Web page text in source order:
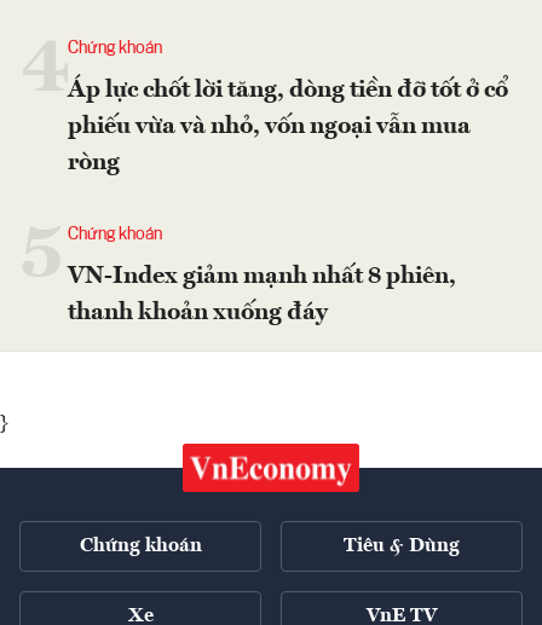
4Chứng khoán
Áp lực chốt lời tăng, dòng tiền đỡ tốt ở cổ
phiếu vừa và nhỏ, vốn ngoại vẫn mua
ròng
Chứng khoán
VN-Index giảm mạnh nhất 8 phiên,
thanh khoản xuống đáy
}
Chứng khoán Tiêu & Dùng
Xe VnE TV